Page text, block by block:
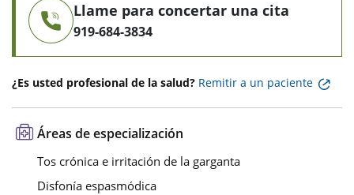
Llame para concertar una cita
919-684-3834
¿Es usted profesional de la salud? Remitir a un paciente
Áreas de especialización
Tos crónica e irritación de la garganta
Disfonía espasmódica